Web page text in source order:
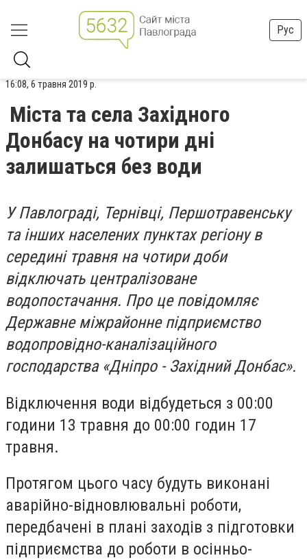
Рус
16:08, 6 травня 2019 р.
Міста та села Західного
Донбасу на чотири дні
залишаться без води
У Павлограді, Тернівці, Першотравенську
та інших населених пунктах регіону в
середині травня на чотири доби
відключать централізоване
водопостачання. Про це повідомляє
Державне міжрайонне підприємство
водопровідно-каналізаційного
господарства «Дніпро - Західний Донбас».
Відключення води відбудеться з 00:00
години 13 травня до 00:00 годин 17
травня.
Протягом цього часу будуть виконані
аварійно-відновлювальні роботи,
передбачені в плані заходів з підготовки
підприємства до роботи в осінньо-